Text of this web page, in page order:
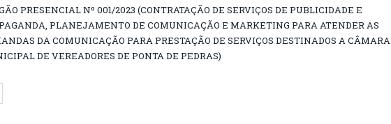
PRESENCIAL Nº 001/2023 (CONTRATAÇÃO DE SERVIÇOS DE PUBLICIDADE E
PLANEJAMENTO DE COMUNICAÇÃO E MARKETING PARA ATENDER AS
DA COMUNICAÇÃO PARA PRESTAÇÃO DE SERVIÇOS DESTINADOS A CÂMARA
DE VEREADORES DE PONTA DE PEDRAS)